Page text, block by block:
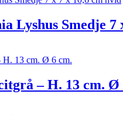
Lyshus Smedje 7
– H. 13 cm. Ø